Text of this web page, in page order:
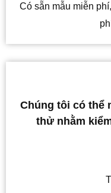
Có sẵn mẫu miễn
Chúng tôi có thể
thử nhằm